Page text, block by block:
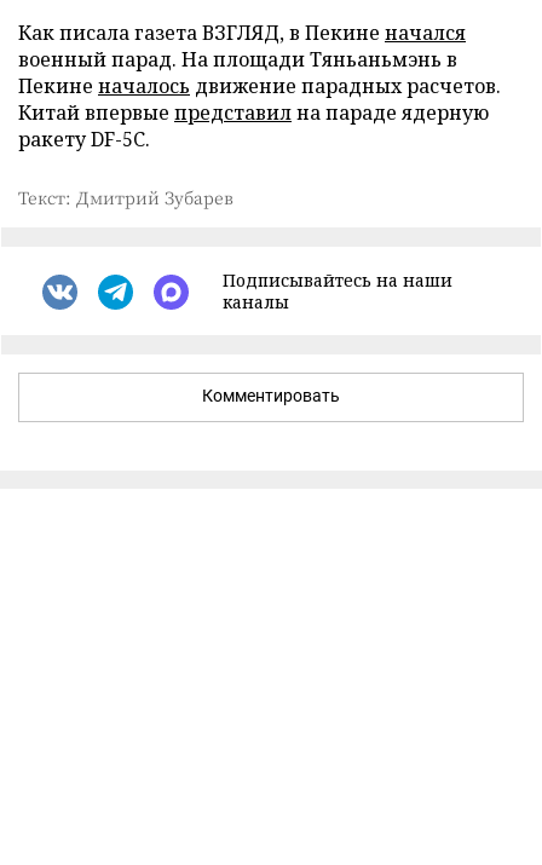
Как писала газета ВЗГЛЯД, в Пекине начался
военный парад. На площади Тяньаньмэнь в
Пекине началось движение парадных расчетов.
Китай впервые представилна параде ядерную
ракету DF-5C.
Текст: Дмитрий Зубарев
Подписывайтесь на наши
каналы
Комментировать